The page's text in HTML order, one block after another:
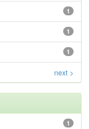
1
1
1
next >
1